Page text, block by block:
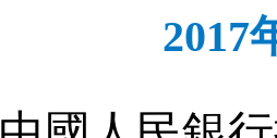
2017